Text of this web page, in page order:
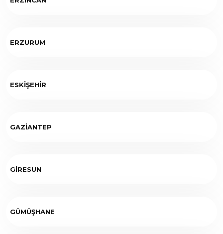
ERZURUM
ESKİŞEHİR
GAZİANTEP
GİRESUN
GÜMÜŞHANE